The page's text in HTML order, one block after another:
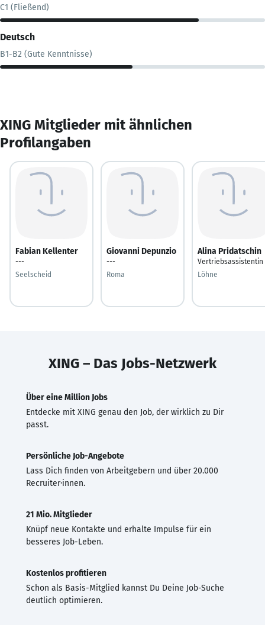
C1 (Fließend)
Deutsch
B1-B2 (Gute Kenntnisse)
XING Mitglieder mit ähnlichen
Profilangaben
Fabian Kellenter
---
Seelscheid
Giovanni Depunzio
---
Roma
Alina Pridatschin
Vertriebsassistentin
Löhne
XING – Das Jobs-Netzwerk
Über eine Million Jobs
Entdecke mit XING genau den Job, der wirklich zu Dir
passt.
Persönliche Job-Angebote
Lass Dich finden von Arbeitgebern und über 20.000
Recruiter·innen.
21 Mio. Mitglieder
Knüpf neue Kontakte und erhalte Impulse für ein
besseres Job-Leben.
Kostenlos profitieren
Schon als Basis-Mitglied kannst Du Deine Job-Suche
deutlich optimieren.